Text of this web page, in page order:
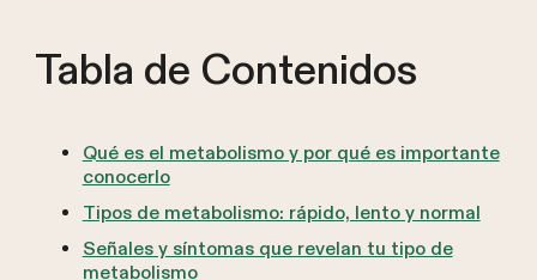
Tabla de Contenidos
Qué es el metabolismo y por qué es importante
conocerlo
Tipos de metabolismo: rápido, lento y normal
Señales y síntomas que revelan tu tipo de
metabolismo